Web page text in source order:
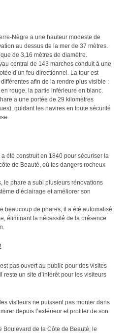
Nègre a une hauteur modeste de
au dessus de la mer de 37 mètres.
de 3,16 mètres de diamètre.
central de 143 marches conduit à une
d’un feu directionnel . La tour est
afin de la rendre plus visible :
en rouge, la partie inférieure en blanc.
a une portée de 29 kilomètres
guidant les navires en toute sécurité
a été construit en 1840 pour sécuriser la
de Beauté, où les dangers rocheux
le phare a subi plusieurs rénovations
d’éclairage et améliorer son
beaucoup de phares, il a été automatisé
éliminant la nécessité de la présence
pas ouvert au public pour des visites
un site d’intérêt pour les visiteurs
visiteurs ne puissent pas monter dans
depuis l’extérieur et profiter de son
Boulevard de la Côte de Beauté, le